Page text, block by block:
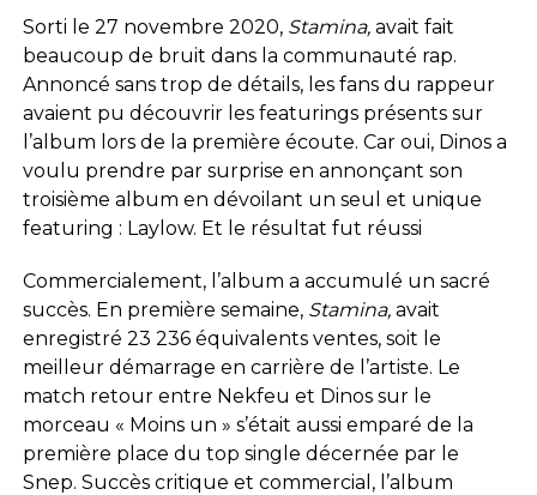
Sorti le 27 novembre 2020, Stamina,avait fait
beaucoup de bruit dans la communauté rap.
Annoncé sans trop de détails, les fans du rappeur
avaient pu découvrir les featurings présents sur
l’album lors de la première écoute. Car oui, Dinos a
voulu prendre par surprise en annonçant son
troisième album en dévoilant un seul et unique
featuring : Laylow. Et le résultat fut réussi
Commercialement, l’album a accumulé un sacré
succès. En première semaine, Stamina,avait
enregistré 23 236 équivalents ventes, soit le
meilleur démarrage en carrière de l’artiste. Le
match retour entre Nekfeu et Dinos sur le
morceau « Moins un » s’était aussi emparé de la
première place du top single décernée par le
Snep. Succès critique et commercial, l’album